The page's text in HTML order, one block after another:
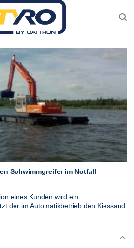
Schwimmgreifer im Notfall
eines Kunden wird ein
der im Automatikbetrieb den Kiessand